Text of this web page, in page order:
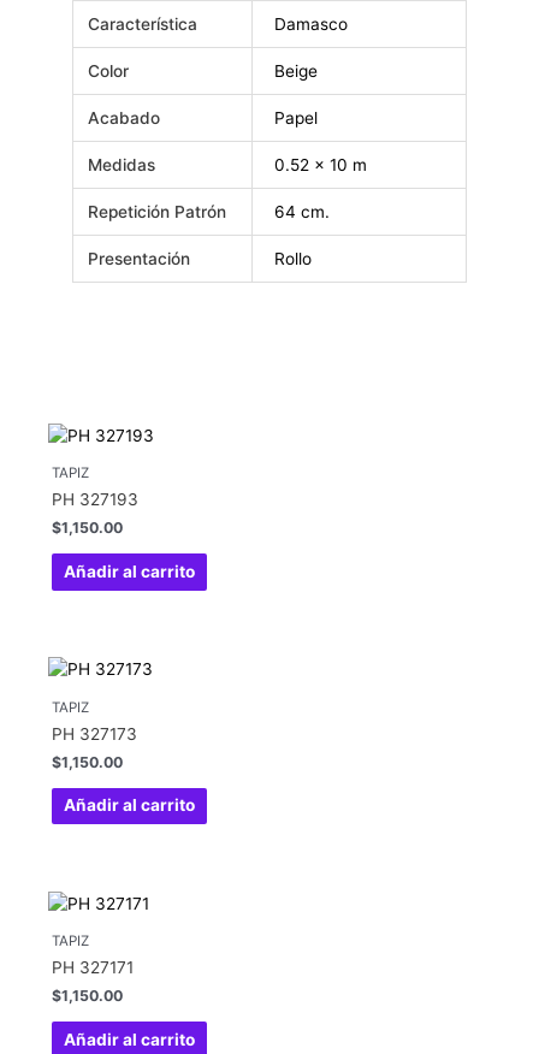
Característica Damasco
Color Beige
Acabado Papel
Medidas 0.52 x 10 m
Repetición Patrón 64 cm.
Presentación Rollo
TAPIZ
PH 327193
$1,150.00
Añadir al carrito
TAPIZ
PH 327173
$1,150.00
Añadir al carrito
TAPIZ
PH 327171
$1,150.00
Añadir al carrito